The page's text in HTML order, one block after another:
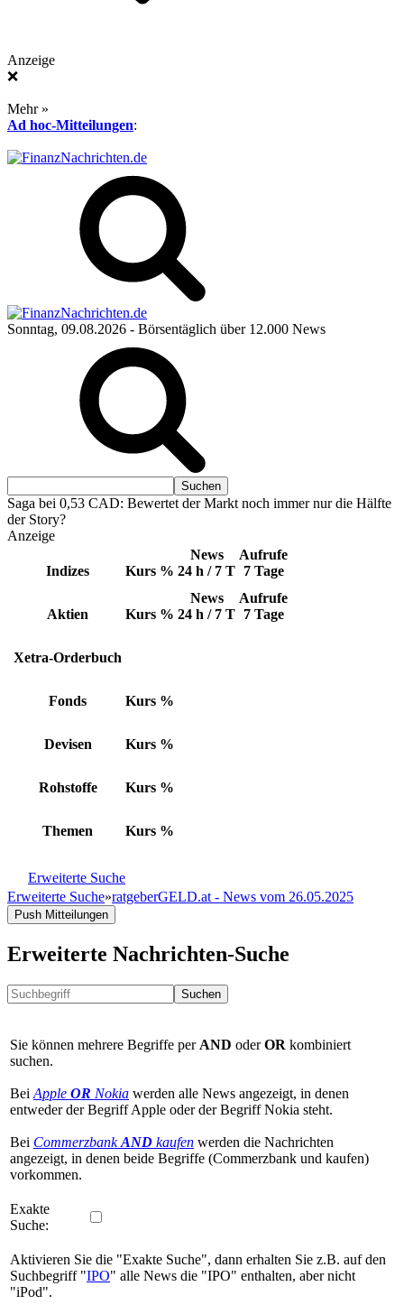
Anzeige
❌
Mehr »
Ad hoc-Mitteilungen:
Sonntag, 09.08.2026 - Börsentäglich über 12.000 News
Saga bei 0,53 CAD: Bewertet der Markt noch immer nur die Hälfte
der Story?
Anzeige
Indizes Kurs %
News
24 h / 7 T
Aufrufe
7 Tage
Aktien Kurs %
News
24 h / 7 T
Aufrufe
7 Tage
Xetra-Orderbuch
Fonds Kurs %
Devisen Kurs %
Rohstoffe Kurs %
Themen Kurs %
Erweiterte Suche
Erweiterte Suche»ratgeberGELD.at - News vom 26.05.2025
Push Mitteilungen
Erweiterte Nachrichten-Suche
Suchen
Sie können mehrere Begriffe per AND oderOR kombiniert
suchen.
Bei Apple OR Nokia werden alle News angezeigt, in denen
entweder der Begriff Apple oder der Begriff Nokia steht.
Bei CommerzbankAND kaufen werden die Nachrichten
angezeigt, in denen beide Begriffe (Commerzbank und kaufen)
vorkommen.
Exakte
Suche:
Aktivieren Sie die "Exakte Suche", dann erhalten Sie z.B. auf den
Suchbegriff "IPO" alle News die "IPO" enthalten, aber nicht
"iPod".